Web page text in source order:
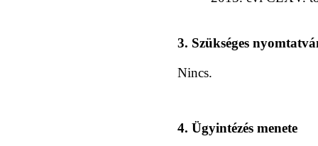
3. Szükséges
Nincs.
4. Ügyintézés menete